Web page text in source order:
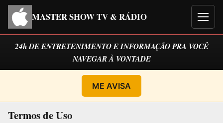
MASTER SHOW TV & RÁDIO
24h DE ENTRETENIMENTO E INFORMAÇÃO PRA VOCÊ
NAVEGAR À VONTADE
ME AVISA
Termos de Uso